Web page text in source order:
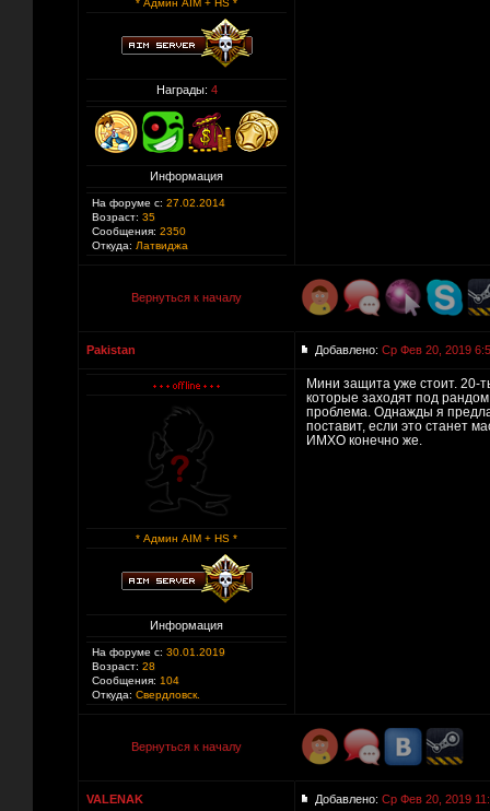
* Админ AIM + HS *
Награды: 4
Информация
На форуме с: 27.02.2014
Возраст: 35
Сообщения: 2350
Откуда: Латвиджа
Вернуться к началу
Pakistan Добавлено: Ср Фев 20, 2019
* Админ AIM + HS *
Информация
На форуме с: 30.01.2019
Возраст: 28
Сообщения: 104
Откуда: Свердловск.
Мини защита уже стоит. 20-
которые заходят под
проблема. Однажды я
поставит, если это станет
ИМХО конечно же.
Вернуться к началу
VALENAK Добавлено: Ср Фев 20, 2019